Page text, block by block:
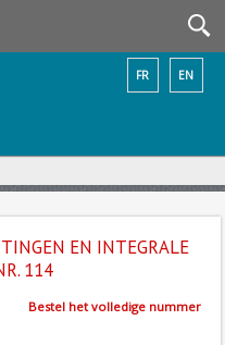
EN
FR
EN INTEGRALE
114
Bestel het volledige nummer